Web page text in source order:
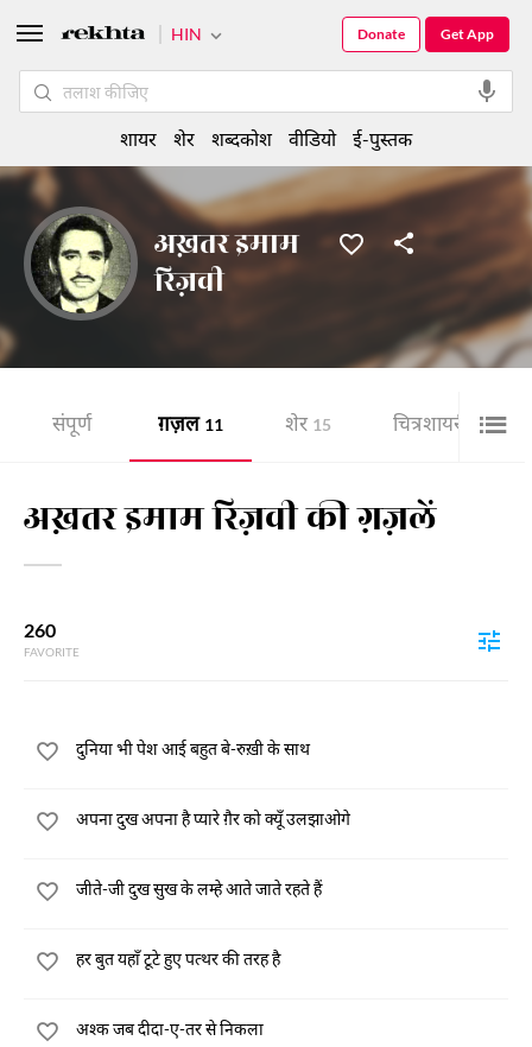
अख़तर इमाम
रिज़वी
संपूर्ण ग़ज़ल 11 शेर 15 चित्र शायरी 1
अख़तर इमाम रिज़वी की ग़ज़लें
260
FAVORITE
दुनिया भी पेश आई बहुत बे-रुख़ी के साथ
अपना दुख अपना है प्यारे ग़ैर को क्यूँ उलझाओगे
जीते-जी दुख सुख के लम्हे आते जाते रहते हैं
हर बुत यहाँ टूटे हुए पत्थर की तरह है
अश्क जब दीदा-ए-तर से निकला
HIN Get App
Donate
शायर शेर शब्दकोश वीडियो ई-पुस्तक